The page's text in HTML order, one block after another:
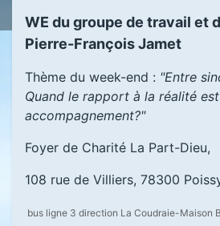
WE du groupe de travail et
Pierre-François Jamet
Thème du week-end : "Entre
Quand le rapport à la réalité
accompagnement?"
Foyer de Charité La Part-Dieu,
108 rue de Villiers, 78300
bus ligne 3 direction La Coudraie-Maison